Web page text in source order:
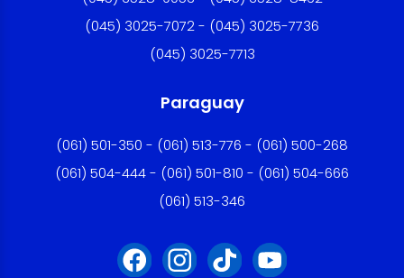
(045) 3025-7072 - (045) 3025-7736
(045) 3025-7713
Paraguay
(061) 501-350 - (061) 513-776 - (061) 500-268
(061) 504-444 - (061) 501-810 - (061) 504-666
(061) 513-346